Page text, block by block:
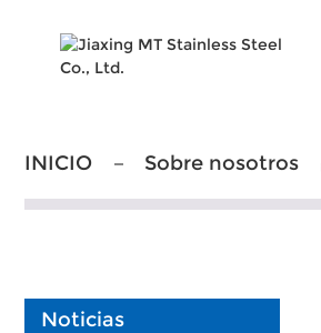
INICIO Sobre nosotros
Noticias